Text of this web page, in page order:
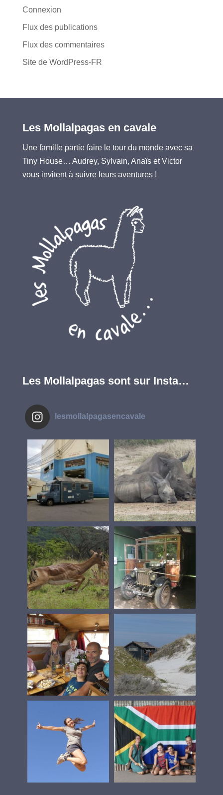
Connexion
Flux des publications
Flux des commentaires
Site de WordPress-FR
Les Mollalpagas en cavale
Une famille partie faire le tour du monde avec sa
Tiny House… Audrey, Sylvain, Anaïs et Victor
vous invitent à suivre leurs aventures !
Les Mollalpagas sont sur Insta…
lesmollalpagasencavale